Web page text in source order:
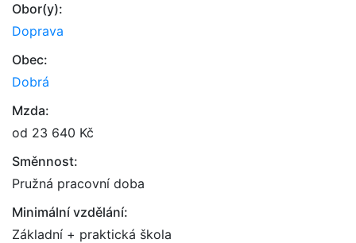
Obor(y):
Doprava
Obec:
Dobrá
Mzda:
od 23 640 Kč
Směnnost:
Pružná pracovní doba
Minimální vzdělání:
Základní + praktická škola